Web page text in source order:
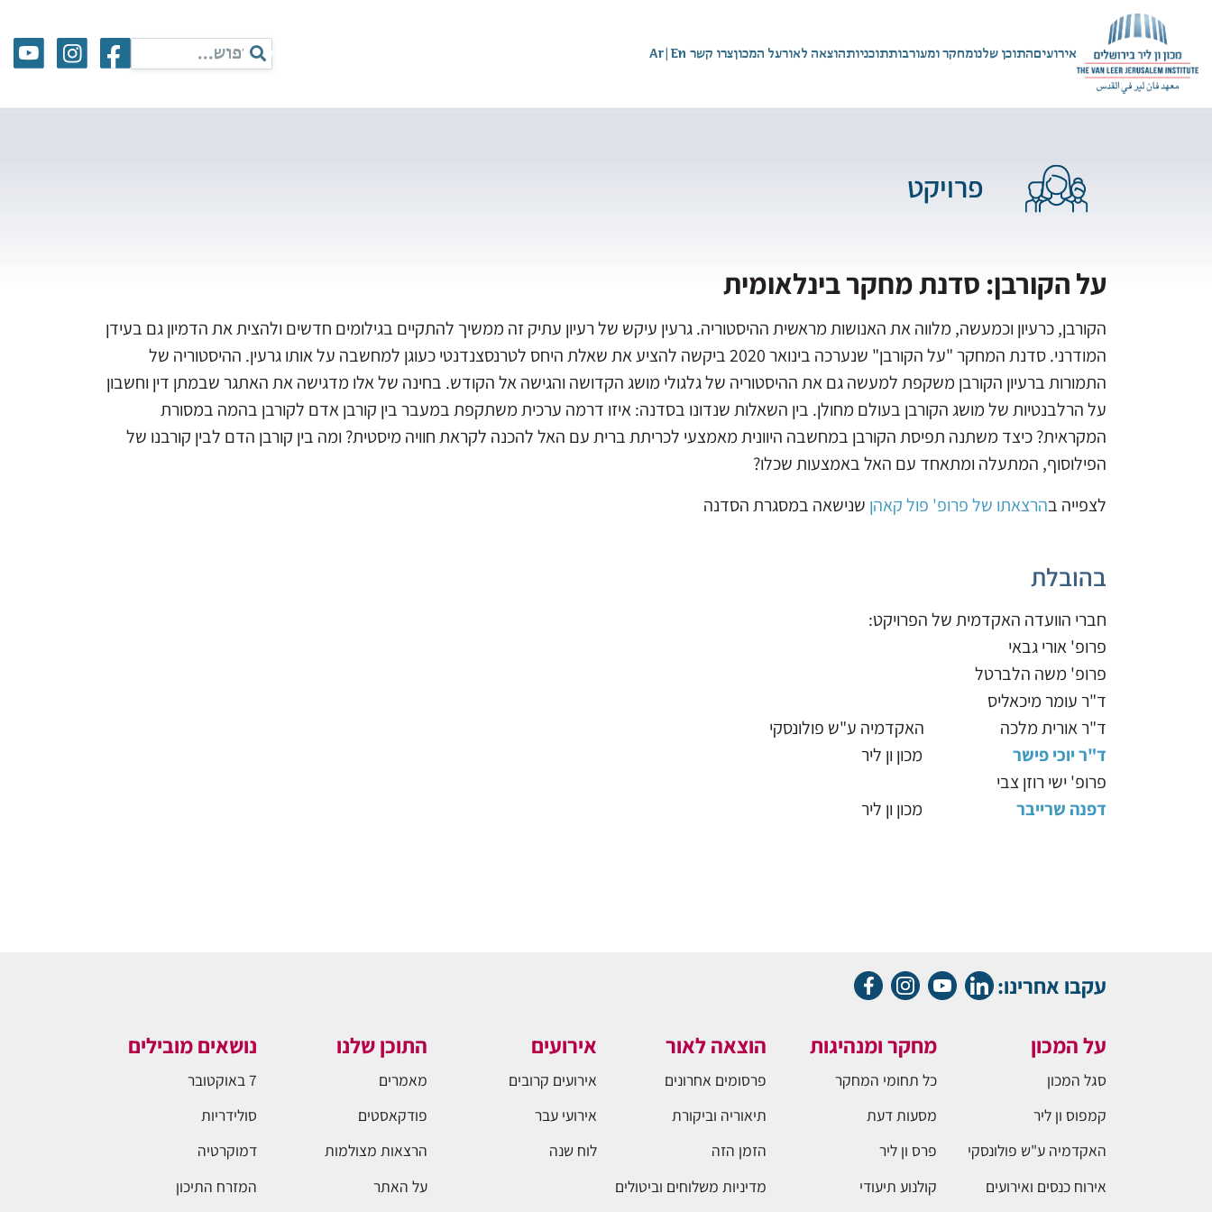
אירועיםהתוכן שלנומחקר ומעורבותתוכניותהוצאה לאורעל המכוןצרו קשר En
|
Ar
פרויקט
על הקורבן: סדנת מחקר בינלאומית
הקורבן, כרעיון וכמעשה, מלווה את האנושות מראשית ההיסטוריה. גרעין עיקש של רעיון עתיק זה ממשיך להתקיים בגילומים חדשים ולהצית את הדמיון גם בעידן
המודרני. סדנת המחקר "על הקורבן" שנערכה בינואר 2020 ביקשה להציע את שאלת היחס לטרנסצנדנטי כעוגן למחשבה על אותו גרעין. ההיסטוריה של
התמורות ברעיון הקורבן משקפת למעשה גם את ההיסטוריה של גלגולי מושג הקדושה והגישה אל הקודש. בחינה של אלו מדגישה את האתגר שבמתן דין וחשבון
על הרלבנטיות של מושג הקורבן בעולם מחולן. בין השאלות שנדונו בסדנה: איזו דרמה ערכית משתקפת במעבר בין קורבן אדם לקורבן בהמה במסורת
המקראית? כיצד משתנה תפיסת הקורבן במחשבה היוונית מאמצעי לכריתת ברית עם האל להכנה לקראת חוויה מיסטית? ומה בין קורבן הדם לבין קורבנו של
הפילוסוף, המתעלה ומתאחד עם האל באמצעות שכלו?
לצפייה בהרצאתו של פרופ' פול קאהן שנישאה במסגרת הסדנה
בהובלת
חברי הוועדה האקדמית של הפרויקט:
פרופ' אורי גבאי
פרופ' משה הלברטל
ד"ר עומר מיכאליס
ד"ר אורית מלכה האקדמיה ע"ש פולונסקי
ד"ר יוכי פישר
מכון ון ליר
פרופ' ישי רוזן צבי
דפנה שרייבר
מכון ון ליר
עקבו אחרינו:
על המכון
סגל המכון
קמפוס ון ליר
האקדמיה ע"ש פולונסקי
אירוח כנסים ואירועים
מחקר ומנהיגות
כל תחומי המחקר
מסעות דעת
פרס ון ליר
קולנוע תיעודי
הוצאה לאור
פרסומים אחרונים
תיאוריה וביקורת
הזמן הזה
מדיניות משלוחים וביטולים
אירועים
אירועים קרובים
אירועי עבר
לוח שנה
התוכן שלנו
מאמרים
פודקאסטים
הרצאות מצולמות
על האתר
נושאים מובילים
7 באוקטובר
סולידריות
דמוקרטיה
המזרח התיכון